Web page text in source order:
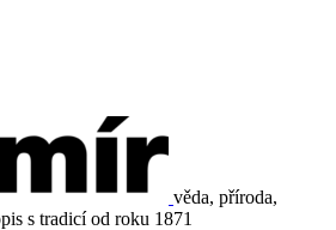
věda, příroda,
s tradicí od roku 1871